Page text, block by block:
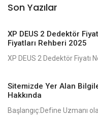
Son Yazılar
XP DEUS 2 Dedektör
Fiyatları Rehberi 2025
XP DEUS 2 Dedektör Fiyatı
Sitemizde Yer Alan
Hakkında
Başlangıç:Define Uzmanı